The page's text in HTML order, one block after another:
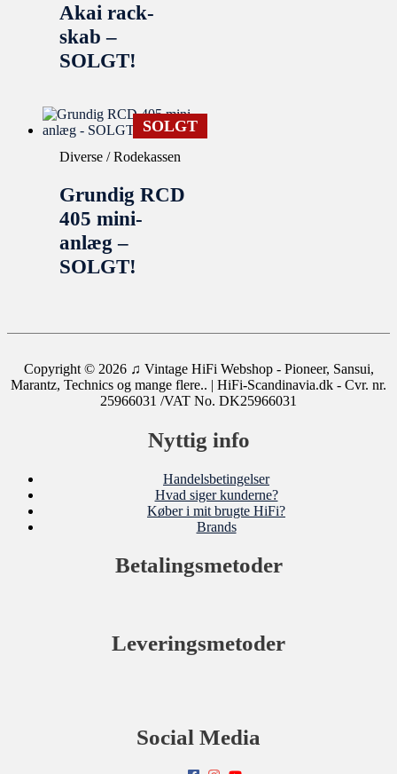
Akai rack-
skab –
SOLGT!
SOLGT
Diverse / Rodekassen
Grundig RCD
405 mini-
anlæg –
SOLGT!
Copyright © 2026 ♫ Vintage HiFi Webshop - Pioneer, Sansui,
Marantz, Technics og mange flere.. | HiFi-Scandinavia.dk - Cvr. nr.
25966031 /VAT No. DK25966031
Nyttig info
Handelsbetingelser
Hvad siger kunderne?
Køber i mit brugte HiFi?
Brands
Betalingsmetoder
Leveringsmetoder
Social Media